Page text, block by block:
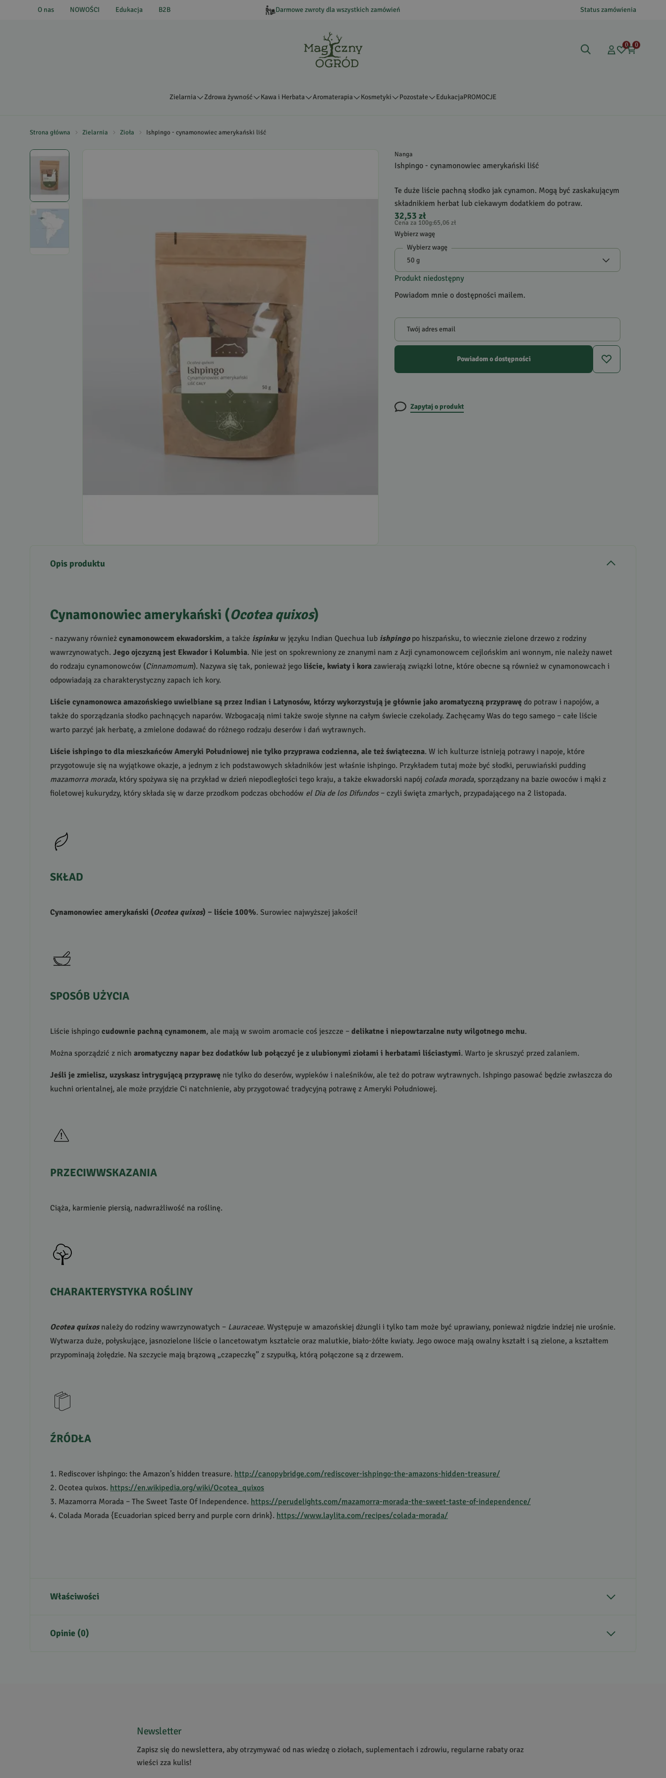
O nas NOWOŚCI Edukacja B2B Darmowe zwroty dla wszystkich zamówień Status zamówienia
0 0
Zielarnia Zdrowa żywność Kawa i Herbata Aromaterapia Kosmetyki Pozostałe EdukacjaPROMOCJE
Strona główna Zielarnia Zioła Ishpingo - cynamonowiec amerykański liść
Nanga
Ishpingo - cynamonowiec amerykański liść
Te duże liście pachną słodko jak cynamon. Mogą być zaskakującym
składnikiem herbat lub ciekawym dodatkiem do potraw.
32,53 zł
Cena za 100g:65,06 zł
Wybierz wagę
Wybierz wagę
Produkt niedostępny
Powiadom mnie o dostępności mailem.
Twój adres email
Powiadom o dostępności
Zapytaj o produkt
Opis produktu
Cynamonowiec amerykański (Ocotea quixos)
- nazywany również cynamonowcem ekwadorskim, a także ispinkuw języku Indian Quechua lub ishpingopo hiszpańsku, to wiecznie zielone drzewo z rodziny
wawrzynowatych. Jego ojczyzną jest Ekwador i Kolumbia. Nie jest on spokrewniony ze znanymi nam z Azji cynamonowcem cejlońskim ani wonnym, nie należy nawet
do rodzaju cynamonowców (Cinnamomum). Nazywa się tak, ponieważ jego liście, kwiaty i kora zawierają związki lotne, które obecne są również w cynamonowcach i
odpowiadają za charakterystyczny zapach ich kory.
Liście cynamonowca amazońskiego uwielbiane są przez Indian i Latynosów, którzy wykorzystują je głównie jako aromatyczną przyprawę do potraw i napojów, a
także do sporządzania słodko pachnących naparów. Wzbogacają nimi także swoje słynne na całym świecie czekolady. Zachęcamy Was do tego samego – całe liście
warto parzyć jak herbatę, a zmielone dodawać do różnego rodzaju deserów i dań wytrawnych.
Liście ishpingo to dla mieszkańców Ameryki Południowej nie tylko przyprawa codzienna, ale też świąteczna. W ich kulturze istnieją potrawy i napoje, które
przygotowuje się na wyjątkowe okazje, a jednym z ich podstawowych składników jest właśnie ishpingo. Przykładem tutaj może być słodki, peruwiański pudding
mazamorra morada, który spożywa się na przykład w dzień niepodległości tego kraju, a także ekwadorski napój colada morada, sporządzany na bazie owoców i mąki z
fioletowej kukurydzy, który składa się w darze przodkom podczas obchodów el Dia de los Difundos– czyli święta zmarłych, przypadającego na 2 listopada.
SKŁAD
Cynamonowiec amerykański (Ocotea quixos) – liście 100%. Surowiec najwyższej jakości!
SPOSÓB UŻYCIA
Liście ishpingo cudownie pachną cynamonem, ale mają w swoim aromacie coś jeszcze – delikatne i niepowtarzalne nuty wilgotnego mchu.
Można sporządzić z nich aromatyczny napar bez dodatków lub połączyć je z ulubionymi ziołami i herbatami liściastymi. Warto je skruszyć przed zalaniem.
Jeśli je zmielisz, uzyskasz intrygującą przyprawę nie tylko do deserów, wypieków i naleśników, ale też do potraw wytrawnych. Ishpingo pasować będzie zwłaszcza do
kuchni orientalnej, ale może przyjdzie Ci natchnienie, aby przygotować tradycyjną potrawę z Ameryki Południowej.
PRZECIWWSKAZANIA
Ciąża, karmienie piersią, nadwrażliwość na roślinę.
CHARAKTERYSTYKA ROŚLINY
Ocotea quixosnależy do rodziny wawrzynowatych – Lauraceae. Występuje w amazońskiej dżungli i tylko tam może być uprawiany, ponieważ nigdzie indziej nie urośnie.
Wytwarza duże, połyskujące, jasnozielone liście o lancetowatym kształcie oraz malutkie, biało-żółte kwiaty. Jego owoce mają owalny kształt i są zielone, a kształtem
przypominają żołędzie. Na szczycie mają brązową „czapeczkę” z szypułką, którą połączone są z drzewem.
ŹRÓDŁA
1. Rediscover ishpingo: the Amazon’s hidden treasure. http://canopybridge.com/rediscover-ishpingo-the-amazons-hidden-treasure/
2. Ocotea quixos. https://en.wikipedia.org/wiki/Ocotea_quixos
3. Mazamorra Morada – The Sweet Taste Of Independence. https://perudelights.com/mazamorra-morada-the-sweet-taste-of-independence/
4. Colada Morada {Ecuadorian spiced berry and purple corn drink}. https://www.laylita.com/recipes/colada-morada/
Właściwości
Kraj pochodzenia
Opinie (0)
W naszej witrynie opinie mogą dodawać tylko osoby, które zakupiły produkt.
Newsletter
Zapisz się do newslettera, aby otrzymywać od nas wiedzę o ziołach, suplementach i zdrowiu, regularne rabaty oraz
wieści zza kulis!